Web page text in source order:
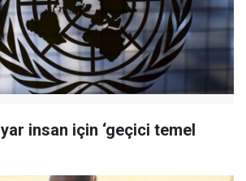
insan için ‘geçici temel